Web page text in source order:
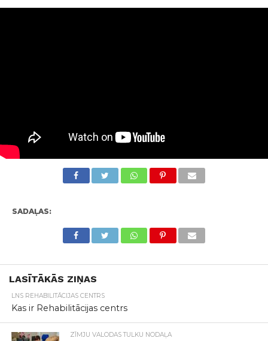
SADAĻAS:
LASĪTĀKĀS ZIŅAS
LNS REHABILITĀCIJAS CENTRS
Kas ir Rehabilitācijas centrs
ZĪMJU VALODAS TULKU NODAĻA